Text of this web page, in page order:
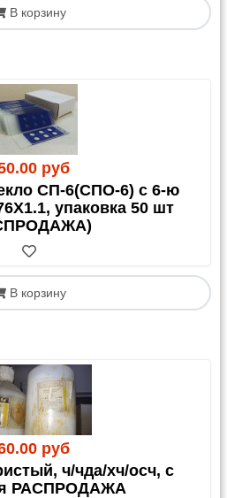
В корзину
руб
СП-6(СПО-6) с 6-ю
упаковка 50 шт
В корзину
руб
ч/чда/хч/осч, с
РАСПРОДАЖА